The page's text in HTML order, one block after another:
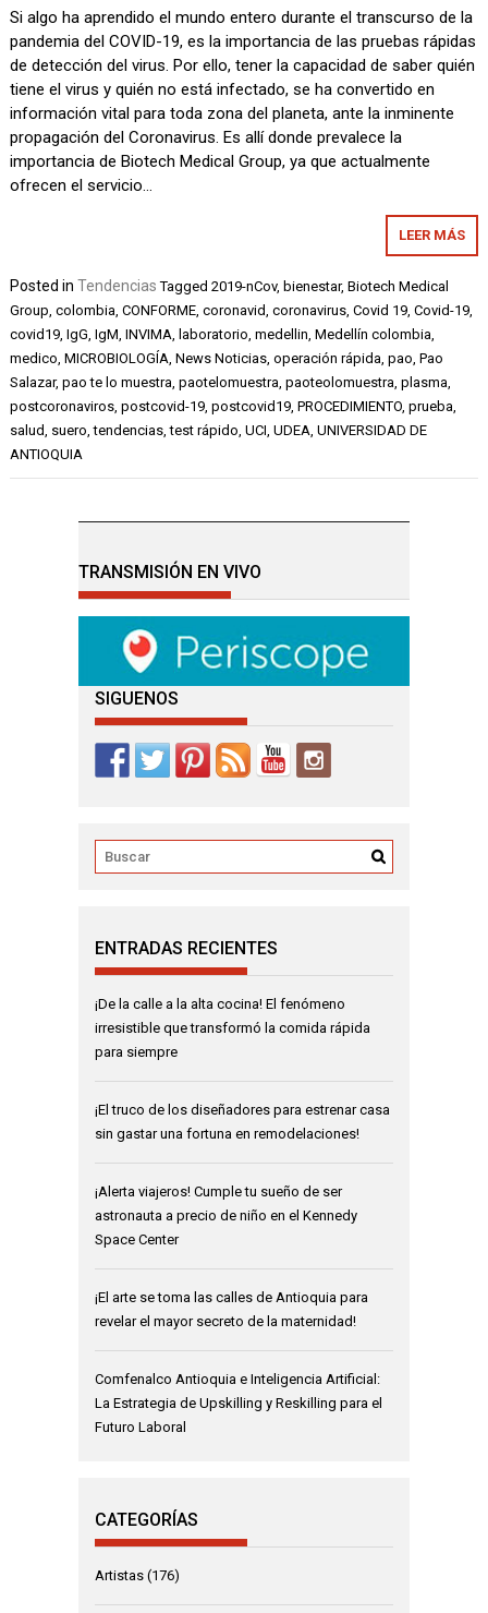
Si algo ha aprendido el mundo entero durante el transcurso de la
pandemia del COVID-19, es la importancia de las pruebas rápidas
de detección del virus. Por ello, tener la capacidad de saber quién
tiene el virus y quién no está infectado, se ha convertido en
información vital para toda zona del planeta, ante la inminente
propagación del Coronavirus. Es allí donde prevalece la
importancia de Biotech Medical Group, ya que actualmente
ofrecen el servicio…
LEER MÁS
Posted inTendencias Tagged2019-nCov,bienestar,Biotech Medical
Group ,colombia ,CONFORME ,coronavid ,coronavirus ,Covid 19 ,Covid-19
covid19 ,IgG ,IgM ,INVIMA ,laboratorio ,medellin ,Medellín colombia
medico ,MICROBIOLOGÍA ,News Noticias ,operación rápida ,pao ,Pao
Salazar,pao te lo muestra ,paotelomuestra ,paoteolomuestra ,plasma
postcoronaviros ,postcovid-19 ,postcovid19 ,PROCEDIMIENTO ,prueba
salud suero ,tendencias ,test rápido ,UCI ,UDEA ,UNIVERSIDAD DE
ANTIOQUIA
TRANSMISIÓN EN VIVO
SIGUENOS
ENTRADAS RECIENTES
¡De la calle a la alta cocina! El fenómeno
irresistible que transformó la comida rápida
para siempre
¡El truco de los diseñadores para estrenar casa
sin gastar una fortuna en remodelaciones!
¡Alerta viajeros! Cumple tu sueño de ser
astronauta a precio de niño en el Kennedy
Space Center
¡El arte se toma las calles de Antioquia para
revelar el mayor secreto de la maternidad!
Comfenalco Antioquia e Inteligencia Artificial:
La Estrategia de Upskilling y Reskilling para el
Futuro Laboral
CATEGORÍAS
Artistas (176)